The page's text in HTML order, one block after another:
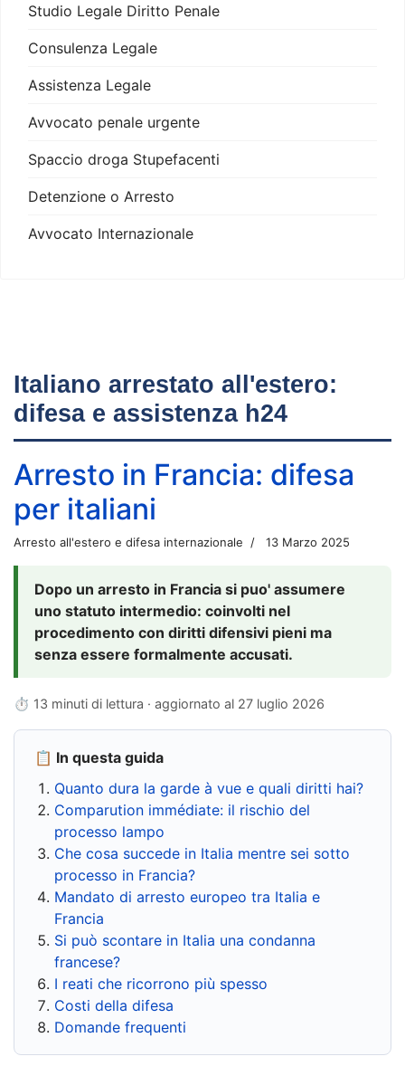
Studio Legale Diritto Penale
Consulenza Legale
Assistenza Legale
Avvocato penale urgente
Spaccio droga Stupefacenti
Detenzione o Arresto
Avvocato Internazionale
Italiano arrestato all'estero:
difesa e assistenza h24
Arresto in Francia: difesa
per italiani
Arresto all'estero e difesa internazionale 13 Marzo 2025
Dopo un arresto in Francia si puo' assumere
uno statuto intermedio: coinvolti nel
procedimento con diritti difensivi pieni ma
senza essere formalmente accusati.
⏱ 13 minuti di lettura · aggiornato al 27 luglio 2026
📋 In questa guida
Quanto dura la garde à vue e quali diritti hai?
Comparution immédiate: il rischio del
processo lampo
Che cosa succede in Italia mentre sei sotto
processo in Francia?
Mandato di arresto europeo tra Italia e
Francia
Si può scontare in Italia una condanna
francese?
I reati che ricorrono più spesso
Costi della difesa
Domande frequenti